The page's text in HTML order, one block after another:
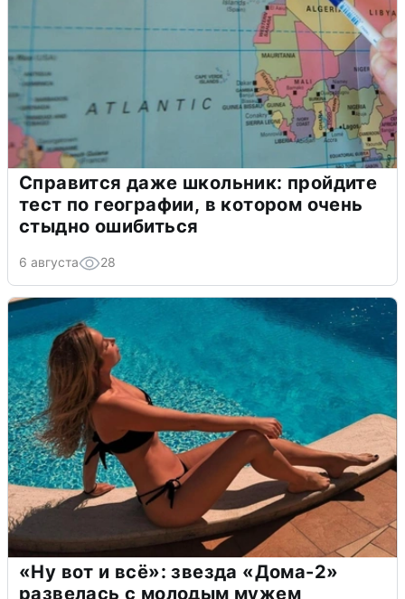
Справится даже школьник: пройдите
тест по географии, в котором очень
стыдно ошибиться
6 августа 28
«Ну вот и всё»: звезда «Дома-2»
развелась с молодым мужем